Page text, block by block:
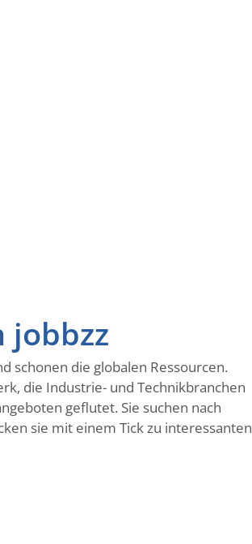
jobbzz
schonen die globalen Ressourcen.
die Industrie- und Technikbranchen
geflutet. Sie suchen nach
sie mit einem Tick zu interessanten